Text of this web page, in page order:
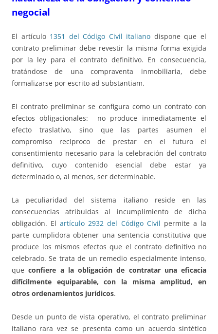
negocial
El artículo 1351 del Código Civil italiano dispone que el
contrato preliminar debe revestir la misma forma exigida
por la ley para el contrato definitivo. En consecuencia,
tratándose de una compraventa inmobiliaria, debe
formalizarse por escrito ad substantiam.
El contrato preliminar se configura como un contrato con
efectos obligacionales: no produce inmediatamente el
efecto traslativo, sino que las partes asumen el
compromiso recíproco de prestar en el futuro el
consentimiento necesario para la celebración del contrato
definitivo, cuyo contenido esencial debe estar ya
determinado o, al menos, ser determinable.
La peculiaridad del sistema italiano reside en las
consecuencias atribuidas al incumplimiento de dicha
obligación. El artículo 2932 del Código Civil permite a la
parte cumplidora obtener una sentencia constitutiva que
produce los mismos efectos que el contrato definitivo no
celebrado. Se trata de un remedio especialmente intenso,
queconfiere a la obligación de contratar una eficacia
difícilmente equiparable, con la misma amplitud, en
otros ordenamientos jurídicos.
Desde un punto de vista operativo, el contrato preliminar
italiano rara vez se presenta como un acuerdo sintético